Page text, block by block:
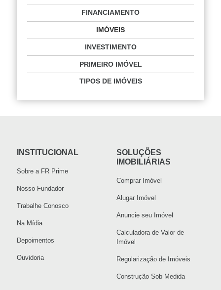
FINANCIAMENTO
IMÓVEIS
INVESTIMENTO
PRIMEIRO IMÓVEL
TIPOS DE IMÓVEIS
INSTITUCIONAL
Sobre a FR Prime
Nosso Fundador
Trabalhe Conosco
Na Mídia
Depoimentos
Ouvidoria
SOLUÇÕES
IMOBILIÁRIAS
Comprar Imóvel
Alugar Imóvel
Anuncie seu Imóvel
Calculadora de Valor de
Imóvel
Regularização de Imóveis
Construção Sob Medida